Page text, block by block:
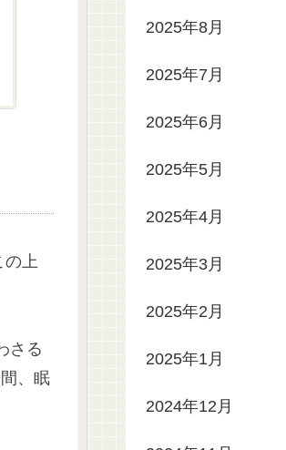
の上
さる
、眠
2025年8月
2025年7月
2025年6月
2025年5月
2025年4月
2025年3月
2025年2月
2025年1月
2024年12月